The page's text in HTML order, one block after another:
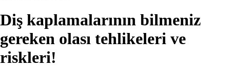
Diş kaplamalarının bilmeniz
gereken olası tehlikeleri ve
riskleri!